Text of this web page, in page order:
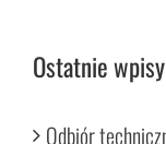
Ostatnie wpisy
Odbiór